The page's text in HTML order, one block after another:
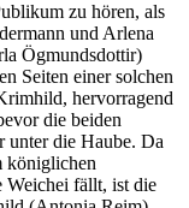
zu hören, als
und Arlena
Ögmundsdottir)
Seiten einer solchen
hervorragend
die beiden
unter die Haube. Da
königlichen
Weichei fällt, ist die